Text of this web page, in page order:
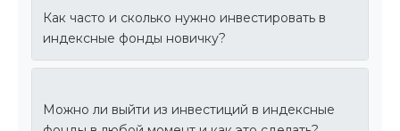
Как часто и сколько нужно инвестировать в
индексные фонды новичку?
Можно ли выйти из инвестиций в индексные